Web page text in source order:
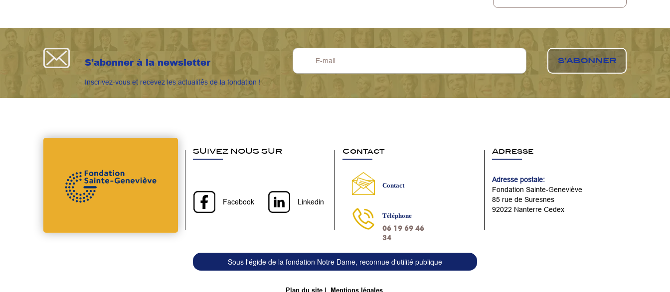
S'abonner à la newsletter
Inscrivez-vous et recevez les actualités de la fondation !
SUIVEZ NOUS SUR
Facebook Linkedin
Contact
Contact
Téléphone
06 19 69 46
34
Adresse
Adresse postale:
Fondation Sainte-Geneviève
85 rue de Suresnes
92022 Nanterre Cedex
Plan du site Mentions légales
Sous l'égide de la fondation Notre Dame, reconnue d'utilité publique